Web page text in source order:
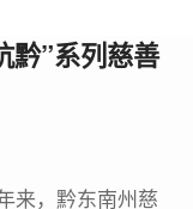
黔”系列慈善
来，黔东南州慈